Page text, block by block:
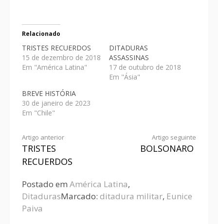
Relacionado
TRISTES RECUERDOS
15 de dezembro de 2018
Em "América Latina"
DITADURAS
ASSASSINAS
17 de outubro de 2018
Em "Ásia"
BREVE HISTÓRIA
30 de janeiro de 2023
Em "Chile"
Artigo anterior
TRISTES
RECUERDOS
Artigo seguinte
BOLSONARO
Postado em América Latina,
DitadurasMarcado: ditadura militar, Eunice
Paiva